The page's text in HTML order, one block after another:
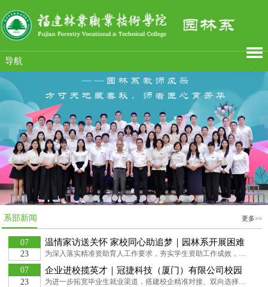
导航
系部新闻 更多>>
07
23
温情家访送关怀 家校同心助追梦｜园林系开展困难
学生暑期家访活动
07
23
企业进校揽英才｜冠捷科技（厦门）有限公司校园
专场宣讲会顺利举办